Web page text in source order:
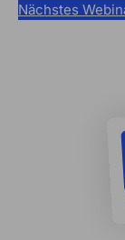
Nächstes